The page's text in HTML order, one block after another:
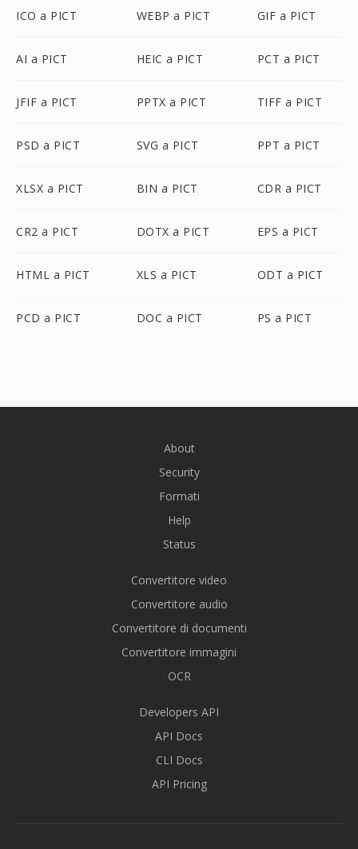
ICO a PICT WEBP a PICT GIF a PICT
AI a PICT HEIC a PICT PCT a PICT
JFIF a PICT PPTX a PICT TIFF a PICT
PSD a PICT SVG a PICT PPT a PICT
XLSX a PICT BIN a PICT CDR a PICT
CR2 a PICT DOTX a PICT EPS a PICT
HTML a PICT XLS a PICT ODT a PICT
PCD a PICT DOC a PICT PS a PICT
About
Security
Formati
Help
Status
Convertitore video
Convertitore audio
Convertitore di documenti
Convertitore immagini
OCR
Developers API
API Docs
CLI Docs
API Pricing